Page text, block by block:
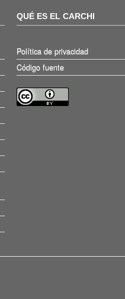
QUÉ ES EL CARCHI
Política de privacidad
Código fuente